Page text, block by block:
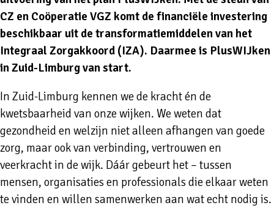
CZ en Coöperatie VGZ komt de financiële investering
beschikbaar uit de transformatiemiddelen van het
Integraal Zorgakkoord (IZA). Daarmee is PlusWIJken
in Zuid-Limburg van start.
In Zuid-Limburg kennen we de kracht én de
kwetsbaarheid van onze wijken. We weten dat
gezondheid en welzijn niet alleen afhangen van goede
zorg, maar ook van verbinding, vertrouwen en
veerkracht in de wijk. Dáár gebeurt het – tussen
mensen, organisaties en professionals die elkaar weten
te vinden en willen samenwerken aan wat echt nodig is.